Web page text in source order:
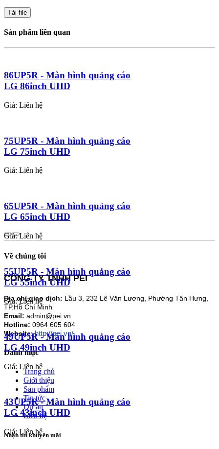
Tải file
Sản phẩm liên quan
86UP5R - Màn hình quảng cáo
LG 86inch UHD
Giá: Liên hệ
75UP5R - Màn hình quảng cáo
LG 75inch UHD
Giá: Liên hệ
65UP5R - Màn hình quảng cáo
LG 65inch UHD
Giá: Liên hệ
55UP5R - Màn hình quảng cáo
LG 55inch UHD
Giá: Liên hệ
49UP5R - Màn hình quảng cáo
LG 49inch UHD
Giá: Liên hệ
43UP5R - Màn hình quảng cáo
LG 43inch UHD
Giá: Liên hệ
Về chúng tôi
CÔNG TY TNHH PEI
Địa chỉ giao dịch: Lầu 3, 232 Lê Văn Lương, Phường Tân Hưng,
TP.Hồ Chí Minh
Email: admin@pei.vn
Hotline: 0964 605 604
Website:http://pei.vn/
Danh mục
Trang chủ
Giới thiệu
Sản phẩm
Tin tức
Dự án
Liên hệ
Nhận tin khuyến mãi